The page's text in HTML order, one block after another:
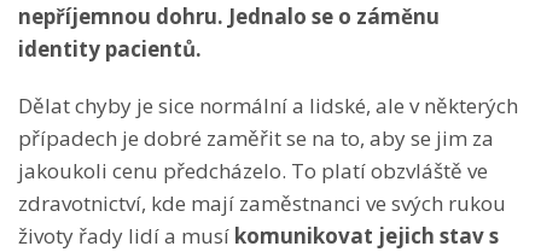
nepříjemnou dohru. Jednalo se o záměnu
identity pacientů.
Dělat chyby je sice normální a lidské, ale v některých
případech je dobré zaměřit se na to, aby se jim za
jakoukoli cenu předcházelo. To platí obzvláště ve
zdravotnictví, kde mají zaměstnanci ve svých rukou
životy řady lidí a musí komunikovat jejich stav s